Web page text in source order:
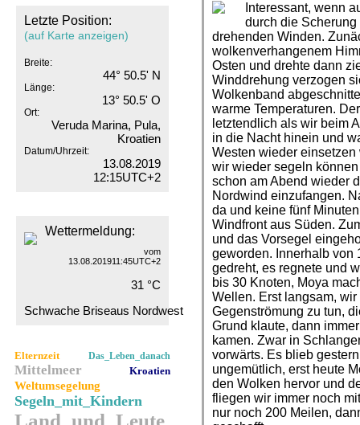
Letzte Position:
(auf Karte anzeigen)
Breite:
44° 50.5' N
Länge:
13° 50.5' O
Ort:
Veruda Marina, Pula,
Kroatien
Datum/Uhrzeit:
13.08.2019
12:15UTC+2
Wettermeldung:
vom
13.08.201911:45UTC+2
31 °C
Schwache Briseaus Nordwest
Elternzeit Das_Leben_danach
Mittelmeer Kroatien
Weltumsegelung
Segeln_mit_Kindern
Land_und_Leute
Interessant, wenn
durch die
drehenden Winden.
wolkenverhangenem
Osten und drehte dann
Winddrehung verzogen
Wolkenband
warme Temperaturen.
letztendlich als wir beim
in die Nacht hinein und
Westen wieder
wir wieder segeln
schon am Abend wieder
Nordwind einzufangen.
da und keine fünf
Windfront aus Süden.
und das Vorsegel
geworden. Innerhalb von
gedreht, es regnete und
bis 30 Knoten, Moya
Wellen. Erst langsam,
Gegenströmung zu tun,
Grund klaute, dann
kamen. Zwar in
vorwärts. Es blieb
ungemütlich, erst heute
den Wolken hervor und
fliegen wir immer noch
nur noch 200 Meilen,